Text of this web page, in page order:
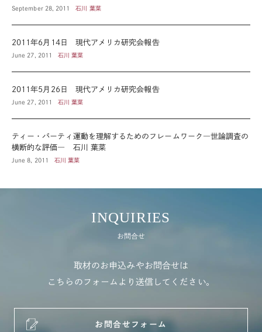
September 28, 2011 石川 葉菜
2011年6月14日 現代アメリカ研究会報告
June 27, 2011 石川 葉菜
2011年5月26日 現代アメリカ研究会報告
June 27, 2011 石川 葉菜
ティー・パーティ運動を理解するためのフレームワーク―世論調査の
横断的な評価― 石川 葉菜
June 8, 2011 石川 葉菜
INQUIRIES
お問合せ
取材のお申込みやお問合せは
こちらのフォームより送信してください。
お問合せフォーム